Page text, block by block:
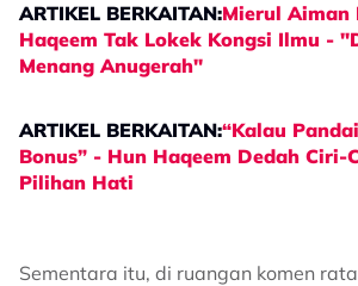
ARTIKEL BERKAITAN:Mierul Aiman
Haqeem Tak Lokek Kongsi Ilmu -
Menang Anugerah"
ARTIKEL BERKAITAN:“Kalau
Bonus” - Hun Haqeem Dedah
Pilihan Hati
Sementara itu, di ruangan komen